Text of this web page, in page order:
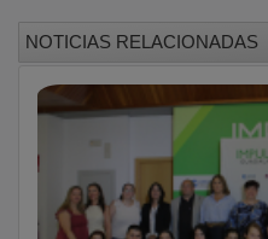
Radio Taxi
un canal de